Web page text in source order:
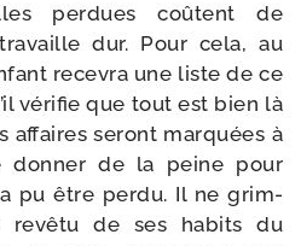
per­dues coûtent de
dur. Pour cela, au
rece­vra une liste de ce
véri­fie que tout est bien là
affaires seront mar­quées à
don­ner de la peine pour
pu être per­du. Il ne grim­
revê­tu de ses habits du